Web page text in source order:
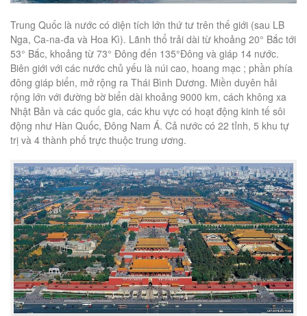
Trung Quốc là nước có diện tích lớn thứ tư trên thế giới (sau LB
Nga, Ca-na-đa và Hoa Kì). Lãnh thổ trải dài từ khoảng 20° Bắc tới
53° Bắc, khoảng từ 73° Đông đến 135°Đông và giáp 14 nước.
Biên giới với các nước chủ yếu là núi cao, hoang mạc ; phần phía
đông giáp biển, mở rộng ra Thái Bình Dương. Miền duyên hải
rộng lớn với đường bờ biển dài khoảng 9000 km, cách không xa
Nhật Bản và các quốc gia, các khu vực có hoạt động kinh tế sôi
động như Hàn Quốc, Đông Nam Á. Cả nước có 22 tỉnh, 5 khu tự
trị và 4 thành phố trực thuộc trung ương.